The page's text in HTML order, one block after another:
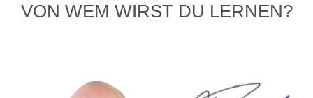
VON WEM WIRST DU LERNEN?